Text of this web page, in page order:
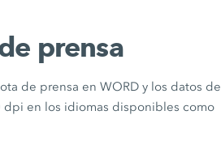
prensa
de prensa en WORD y los datos de
dpi en los idiomas disponibles como